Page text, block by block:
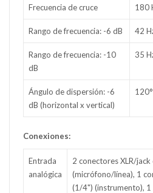
Frecuencia de cruce 180
Rango de frecuencia: -6 dB 42
Rango de frecuencia: -10
dB
35
Ángulo de dispersión: -6
dB (horizontal x vertical)
Conexiones:
Entrada
analógica
2 conectores XLR/
(micrófono/línea), 1
(1/4") (instrumento),